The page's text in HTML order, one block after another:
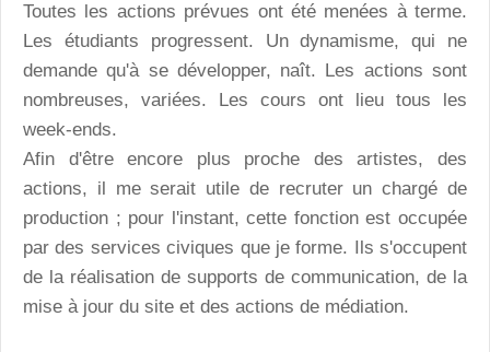
Toutes les actions prévues ont été menées à terme.
Les étudiants progressent. Un dynamisme, qui ne
demande qu'à se développer, naît. Les actions sont
nombreuses, variées. Les cours ont lieu tous les
week-ends.
Afin d'être encore plus proche des artistes, des
actions, il me serait utile de recruter un chargé de
production ; pour l'instant, cette fonction est occupée
par des services civiques que je forme. Ils s'occupent
de la réalisation de supports de communication, de la
mise à jour du site et des actions de médiation.